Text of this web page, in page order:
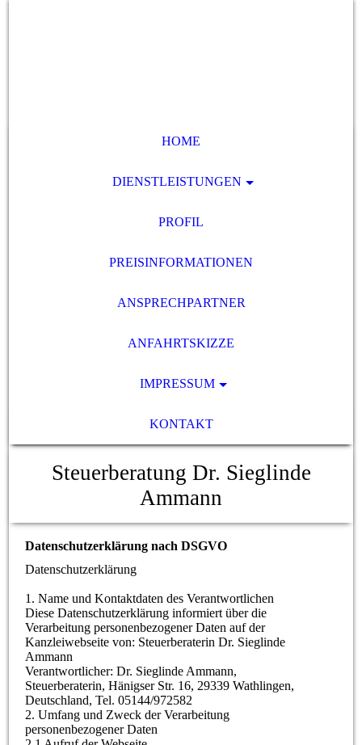
HOME
DIENSTLEISTUNGEN
PROFIL
PREISINFORMATIONEN
ANSPRECHPARTNER
ANFAHRTSKIZZE
IMPRESSUM
KONTAKT
Steuerberatung Dr. Sieglinde
Ammann
Datenschutzerklärung nach DSGVO
Datenschutzerklärung
1. Name und Kontaktdaten des Verantwortlichen
Diese Datenschutzerklärung informiert über die
Verarbeitung personenbezogener Daten auf der
Kanzleiwebseite von: Steuerberaterin Dr. Sieglinde
Ammann
Verantwortlicher: Dr. Sieglinde Ammann,
Steuerberaterin, Hänigser Str. 16, 29339 Wathlingen,
Deutschland, Tel. 05144/972582
2. Umfang und Zweck der Verarbeitung
personenbezogener Daten